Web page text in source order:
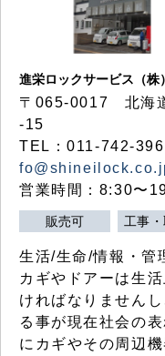
進栄ロックサービス（株）
〒065-0017 北海
-15
TEL：011-742-
営業時間：8:30〜
販売可 工事
生活/生命/情報・管
カギやドアーは生
ければなりません
る事が現在社会の
にカギやその周辺